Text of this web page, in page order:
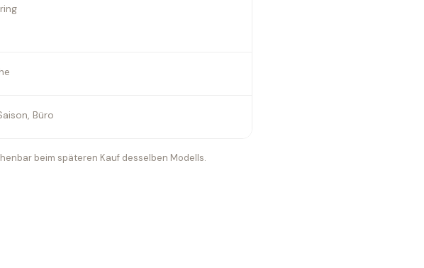
Büro
beim späteren Kauf desselben Modells.